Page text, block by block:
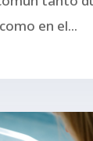
en el...